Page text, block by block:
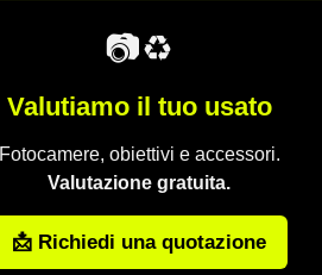
📷♻️
Valutiamo il tuo usato
Fotocamere, obiettivi e accessori.
Valutazione gratuita.
📩 Richiedi una quotazione